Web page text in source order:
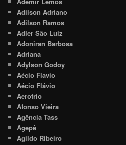
Adilson Adriano
Adilson Ramos
Adler São Luiz
Adoniran Barbosa
Adriana
Adylson Godoy
Aécio Flavio
Aécio Flávio
Aerotrio
Afonso Vieira
Agência Tass
Agepê
Agildo Ribeiro